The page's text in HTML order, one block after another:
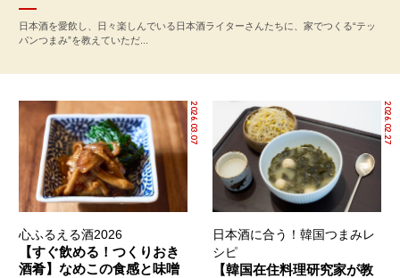
日本酒を愛飲し、日々楽しんでいる日本酒ライターさんたちに、家でつくる“テッ
パンつまみ”を教えていただ...
2026.03.07
心ふるえる酒2026
【すぐ飲める！つくりおき
酒肴】なめこの食感と味噌
2026.02.27
日本酒に合う！韓国つまみレ
シピ
【韓国在住料理研究家が教